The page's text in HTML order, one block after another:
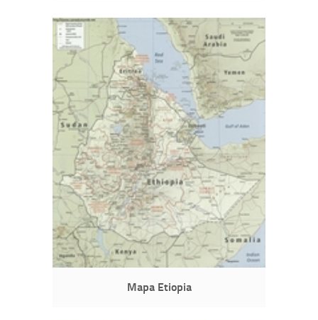
Mapa Etiopia